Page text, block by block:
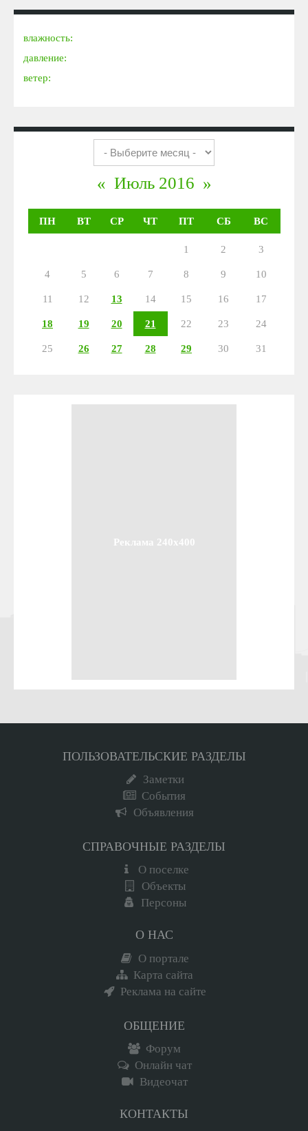
влажность:
давление:
ветер:
« Июль 2016 »
ПН ВТ СР ЧТ ПТ СБ ВС
1 2 3
4 5 6 7 8 9 10
11 12 13 14 15 16 17
18 19 20 21 22 23 24
25 26 27 28 29 30 31
Реклама 240x400
ПОЛЬЗОВАТЕЛЬСКИЕ РАЗДЕЛЫ
Заметки
События
Объявления
СПРАВОЧНЫЕ РАЗДЕЛЫ
О поселке
Объекты
Персоны
О НАС
О портале
Карта сайта
Реклама на сайте
ОБЩЕНИЕ
Форум
Онлайн чат
Видеочат
КОНТАКТЫ